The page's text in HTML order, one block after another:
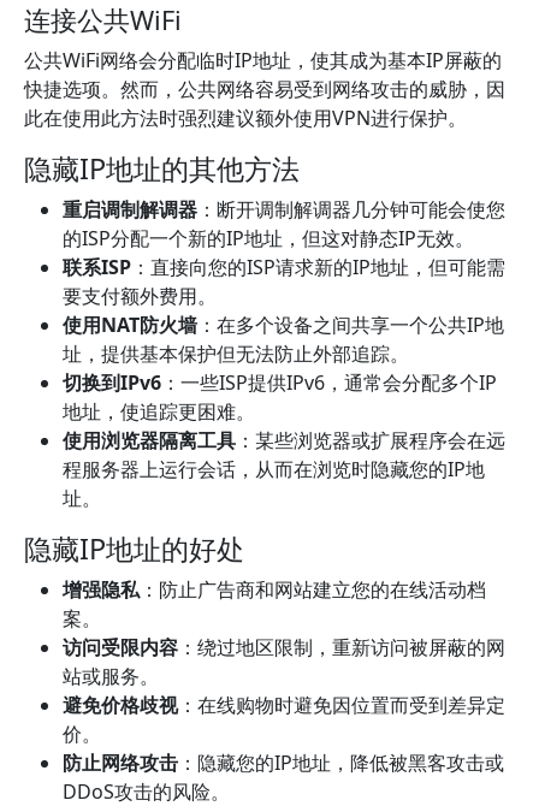
连接公共WiFi
公共WiFi网络会分配临时IP地址，使其成为基本IP屏蔽的
快捷选项。然而，公共网络容易受到网络攻击的威胁，因
此在使用此方法时强烈建议额外使用VPN进行保护。
隐藏IP地址的其他方法
重启调制解调器 ：断开调制解调器几分钟可能会使您
的ISP分配一个新的IP地址，但这对静态IP无效。
联系ISP ：直接向您的ISP请求新的IP地址，但可能需
要支付额外费用。
使用NAT防火墙：在多个设备之间共享一个公共IP地
址，提供基本保护但无法防止外部追踪。
切换到IPv6 ：一些ISP提供IPv6，通常会分配多个IP
地址，使追踪更困难。
使用浏览器隔离工具 ：某些浏览器或扩展程序会在远
程服务器上运行会话，从而在浏览时隐藏您的IP地
址。
隐藏IP地址的好处
增强隐私：防止广告商和网站建立您的在线活动档
案。
访问受限内容 ：绕过地区限制，重新访问被屏蔽的网
站或服务。
避免价格歧视：在线购物时避免因位置而受到差异定
价。
防止网络攻击 ：隐藏您的IP地址，降低被黑客攻击或
DDoS攻击的风险。